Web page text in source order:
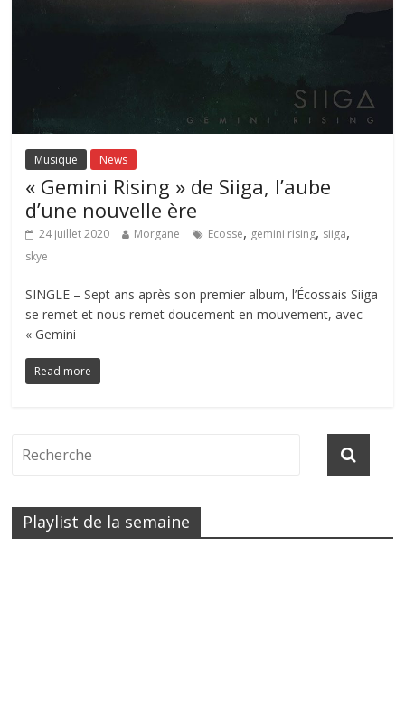
Musique News
« Gemini Rising » de Siiga, l’aube
d’une nouvelle ère
24 juillet 2020 Morgane Ecosse, gemini rising, siiga,
skye
SINGLE – Sept ans après son premier album, l’Écossais Siiga
se remet et nous remet doucement en mouvement, avec
« Gemini
Read more
Playlist de la semaine